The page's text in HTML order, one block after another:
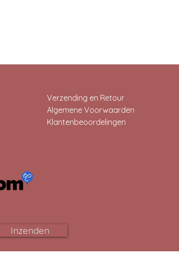
Verzending en Retour
Algemene Voorwaarden
Klantenbeoordelingen
Inzenden